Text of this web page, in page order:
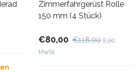
Zimmerfahrgerüst Rolle
150 mm (4 Stück)
€80,00 €118,00 Exkl.
MwSt